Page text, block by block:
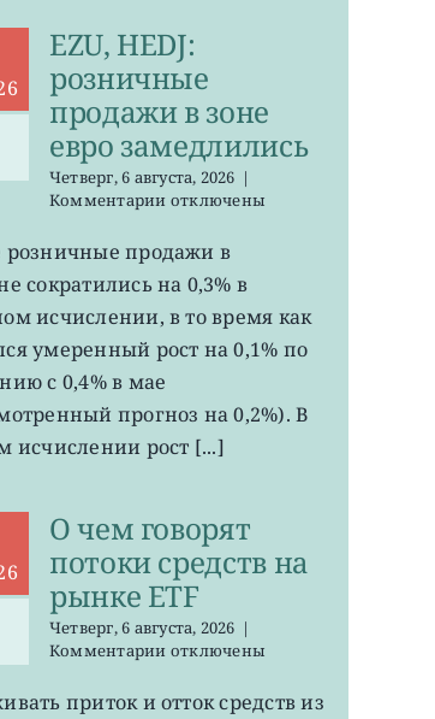
EZU, HEDJ:
розничные
продажи в зоне
евро замедлились
Четверг, 6 августа, 2026 |
Комментариик
EZU,
HEDJ:
розничные
продажи
зоне
замедлились
отключены
продажи в
сократились на 0,3% в
исчислении, в то время как
умеренный рост на 0,1% по
с 0,4% в мае
прогноз на 0,2%). В
исчислении рост [...]
О чем говорят
потоки средств на
рынке ETF
Четверг, 6 августа, 2026 |
Комментариик
О
отключены
приток и отток средств из